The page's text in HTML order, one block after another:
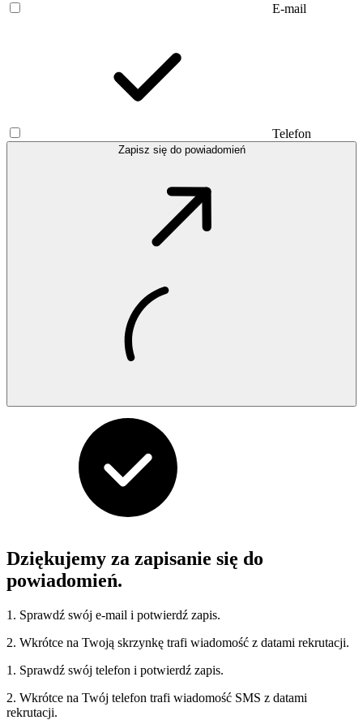
E-mail
Telefon
Zapisz się do powiadomień
Dziękujemy za zapisanie się do
powiadomień.
1. Sprawdź swój e-mail i potwierdź zapis.
2. Wkrótce na Twoją skrzynkę trafi wiadomość z datami rekrutacji.
1. Sprawdź swój telefon i potwierdź zapis.
2. Wkrótce na Twój telefon trafi wiadomość SMS z datami
rekrutacji.